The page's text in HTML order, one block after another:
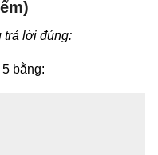
trả lời đúng:
bằng: